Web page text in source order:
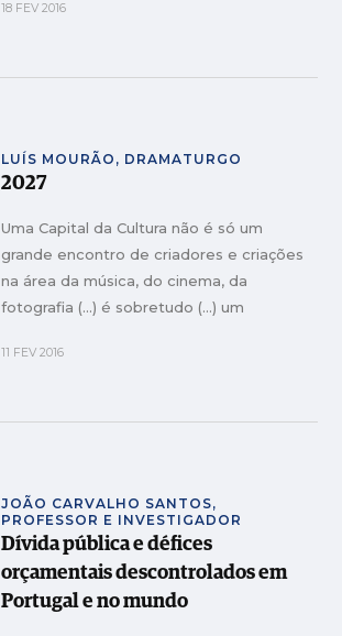
18 FEV 2016
LUÍS MOURÃO, DRAMATURGO
2027
Uma Capital da Cultura não é só um
grande encontro de criadores e criações
na área da música, do cinema, da
fotografia (...) é sobretudo (…) um
transformação de um território e da sua
11 FEV 2016
JOÃO CARVALHO SANTOS,
PROFESSOR E INVESTIGADOR
Dívida pública e défices
orçamentais descontrolados em
Portugal e no mundo